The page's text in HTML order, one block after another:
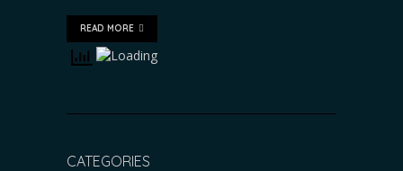
READ MORE
CATEGORIES